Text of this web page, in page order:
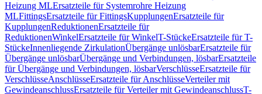
Heizung MLErsatzteile für Systemrohre Heizung
MLFittingsErsatzteile für FittingsKupplungenErsatzteile für
KupplungenReduktionenErsatzteile für
ReduktionenWinkelErsatzteile für WinkelT-StückeErsatzteile für T-
StückeInnenliegende ZirkulationÜbergänge unlösbarErsatzteile für
Übergänge unlösbarÜbergänge und Verbindungen, lösbarErsatzteile
für Übergänge und Verbindungen, lösbarVerschlüsseErsatzteile für
VerschlüsseAnschlüsseErsatzteile für AnschlüsseVerteiler mit
GewindeanschlussErsatzteile für Verteiler mit GewindeanschlussT-